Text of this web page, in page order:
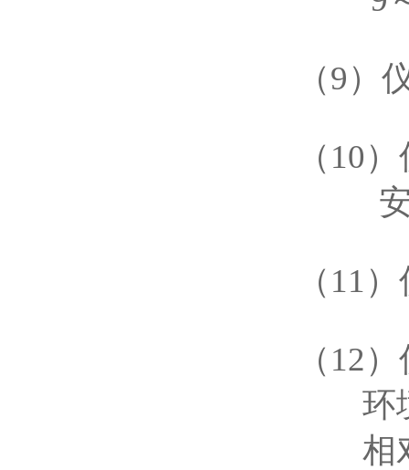
（9）
（ 10
安
（11
（12
环
相